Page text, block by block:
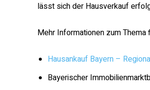
lässt sich der Hausverkauf
Mehr Informationen zum Thema
Hausankauf Bayern –
Bayerischer